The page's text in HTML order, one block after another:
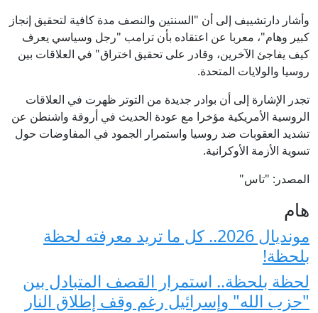
وأشار دارتشييف إلى أن "السنتين والنصف مدة كافية لتحقيق إنجاز
كبير وهام"، معربا عن اعتقاده بأن ترامب "رجل وسياسي يعرف
كيف يفاجئ الآخرين، وقادر على تحقيق اختراق" في العلاقات بين
روسيا والولايات المتحدة.
تجدر الإشارة إلى أن بوادر جديدة من التوتر ظهرت في العلاقات
الروسية الأمريكية مؤخرا مع عودة الحديث في أروقة واشنطن عن
تشديد العقوبات ضد روسيا واستمرار الجمود في المفاوضات حول
تسوية الأزمة الأوكرانية.
المصدر: "تاس"
هام
مونديال 2026.. كل ما تريد معرفته لحظة
بلحظة!
لحظة بلحظة.. استمرار القصف المتبادل بين
"حزب الله" وإسرائيل رغم وقف إطلاق النار